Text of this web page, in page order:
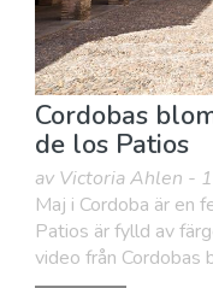
Cordobas
de los Patios
av Victoria Ahlen -
Maj i Cordoba är en
Patios är fylld av
video från Cordobas